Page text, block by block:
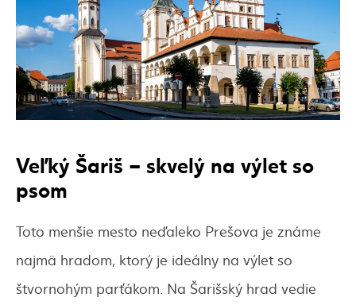
Veľký Šariš – skvelý na výlet so
psom
Toto menšie mesto neďaleko Prešova je známe
najmä hradom, ktorý je ideálny na výlet so
štvornohým parťákom. Na Šarišský hrad vedie